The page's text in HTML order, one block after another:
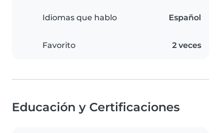
Idiomas que hablo Español
Favorito 2 veces
Educación y Certificaciones